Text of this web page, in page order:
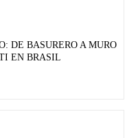
DE BASURERO A MURO
EN BRASIL